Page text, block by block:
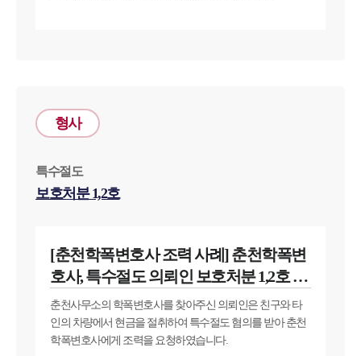
형사
특수절도
보호처분 1,2호
[춘천학폭변호사 조력 사례] 춘천학폭변
호사, 특수절도 의뢰인 보호처분 1,2호 받
아내
춘천사무소의 학폭변호사를 찾아주신 의뢰인은 친구와 타
인의 차량에서 현금을 절취하여 특수절도 혐의를 받아 춘천
학폭변호사에게 조력을 요청하였습니다.